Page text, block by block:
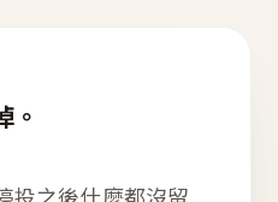
。
投之後什麼都沒留